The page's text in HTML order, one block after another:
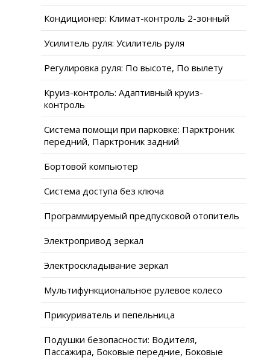
Кондиционер: Климат-контроль 2-зонный
Усилитель руля: Усилитель руля
Регулировка руля: По высоте, По вылету
Круиз-контроль: Адаптивный круиз-
контроль
Система помощи при парковке: Парктроник
передний, Парктроник задний
Бортовой компьютер
Система доступа без ключа
Программируемый предпусковой отопитель
Электропривод зеркал
Электроскладывание зеркал
Мультифункциональное рулевое колесо
Прикуриватель и пепельница
Подушки безопасности: Водителя,
Пассажира, Боковые передние, Боковые